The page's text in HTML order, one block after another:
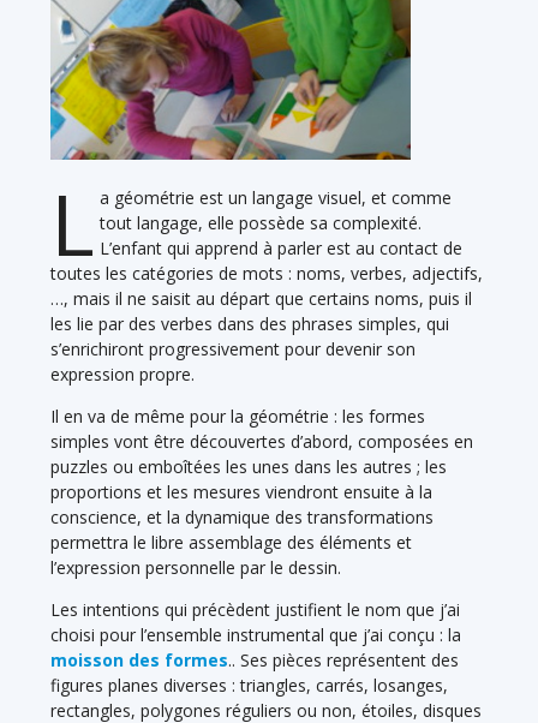
L a géométrie est un langage visuel, et comme
tout langage, elle possède sa complexité.
L’enfant qui apprend à parler est au contact de
toutes les catégories de mots : noms, verbes, adjectifs,
…, mais il ne saisit au départ que certains noms, puis il
les lie par des verbes dans des phrases simples, qui
s’enrichiront progressivement pour devenir son
expression propre.
Il en va de même pour la géométrie : les formes
simples vont être découvertes d’abord, composées en
puzzles ou emboîtées les unes dans les autres ; les
proportions et les mesures viendront ensuite à la
conscience, et la dynamique des transformations
permettra le libre assemblage des éléments et
l’expression personnelle par le dessin.
Les intentions qui précèdent justifient le nom que j’ai
choisi pour l’ensemble instrumental que j’ai conçu : la
moisson des formes.. Ses pièces représentent des
figures planes diverses : triangles, carrés, losanges,
rectangles, polygones réguliers ou non, étoiles, disques